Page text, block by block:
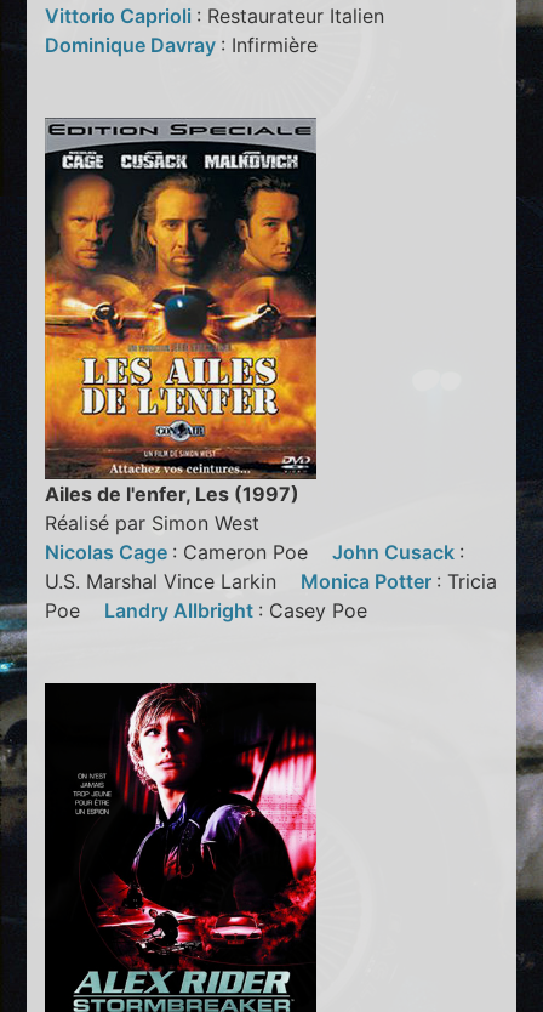
Vittorio Caprioli : Restaurateur Italien
Dominique Davray : Infirmière
Ailes de l'enfer, Les (1997)
Réalisé par Simon West
Nicolas Cage : Cameron PoeJohn Cusack :
U.S. Marshal Vince Larkin Monica Potter : Tricia
Poe Landry Allbright : Casey Poe